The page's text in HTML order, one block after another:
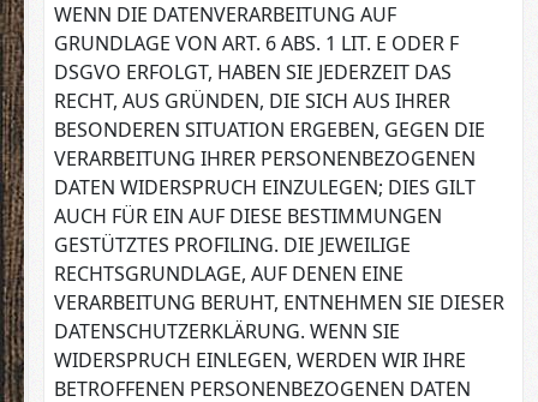
WENN DIE DATENVERARBEITUNG AUF
GRUNDLAGE VON ART. 6 ABS. 1 LIT. E ODER F
DSGVO ERFOLGT, HABEN SIE JEDERZEIT DAS
RECHT, AUS GRÜNDEN, DIE SICH AUS IHRER
BESONDEREN SITUATION ERGEBEN, GEGEN DIE
VERARBEITUNG IHRER PERSONENBEZOGENEN
DATEN WIDERSPRUCH EINZULEGEN; DIES GILT
AUCH FÜR EIN AUF DIESE BESTIMMUNGEN
GESTÜTZTES PROFILING. DIE JEWEILIGE
RECHTSGRUNDLAGE, AUF DENEN EINE
VERARBEITUNG BERUHT, ENTNEHMEN SIE DIESER
DATENSCHUTZERKLÄRUNG. WENN SIE
WIDERSPRUCH EINLEGEN, WERDEN WIR IHRE
BETROFFENEN PERSONENBEZOGENEN DATEN